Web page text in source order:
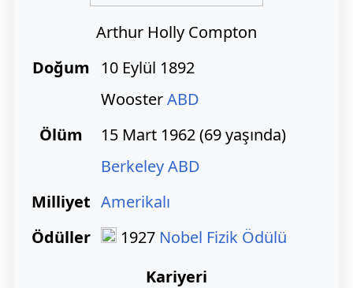
Arthur Holly Compton
Doğum
10 Eylül 1892
WoosterABD
Ölüm
15 Mart 1962 (69 yaşında)
BerkeleyABD
Milliyet Amerikalı
Ödüller
1927 Nobel Fizik Ödülü
Kariyeri